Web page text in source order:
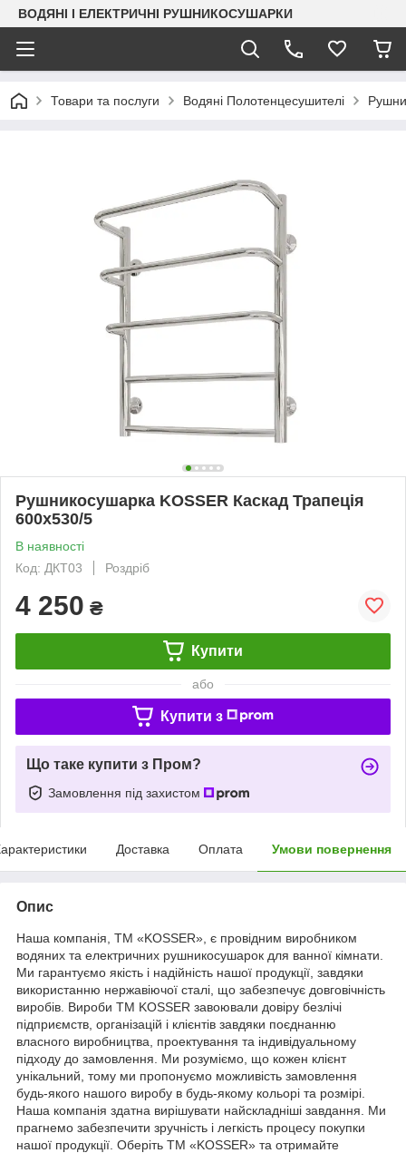
ВОДЯНІ І ЕЛЕКТРИЧНІ РУШНИКОСУШАРКИ
Товари та послуги Водяні Полотенцесушителі
Рушникосушарка KOSSER Каскад Трапеція
600х530/5
В наявності
Код: ДКТ03
Роздріб
4 250 ₴
Купити
або
Купити з
Що таке купити з Пром?
Замовлення під захистом
Доставка Оплата Умови повернення
Опис
Наша компанія, ТМ «KOSSER», є провідним виробником
водяних та електричних рушникосушарок для ванної кімнати.
Ми гарантуємо якість і надійність нашої продукції, завдяки
використанню нержавіючої сталі, що забезпечує довговічність
виробів. Вироби ТМ KOSSER завоювали довіру безлічі
підприємств, організацій і клієнтів завдяки поєднанню
власного виробництва, проектування та індивідуальному
підходу до замовлення. Ми розуміємо, що кожен клієнт
унікальний, тому ми пропонуємо можливість замовлення
будь-якого нашого виробу в будь-якому кольорі та розмірі.
Наша компанія здатна вирішувати найскладніші завдання. Ми
прагнемо забезпечити зручність і легкість процесу покупки
нашої продукції. Оберіть ТМ «KOSSER» та отримайте